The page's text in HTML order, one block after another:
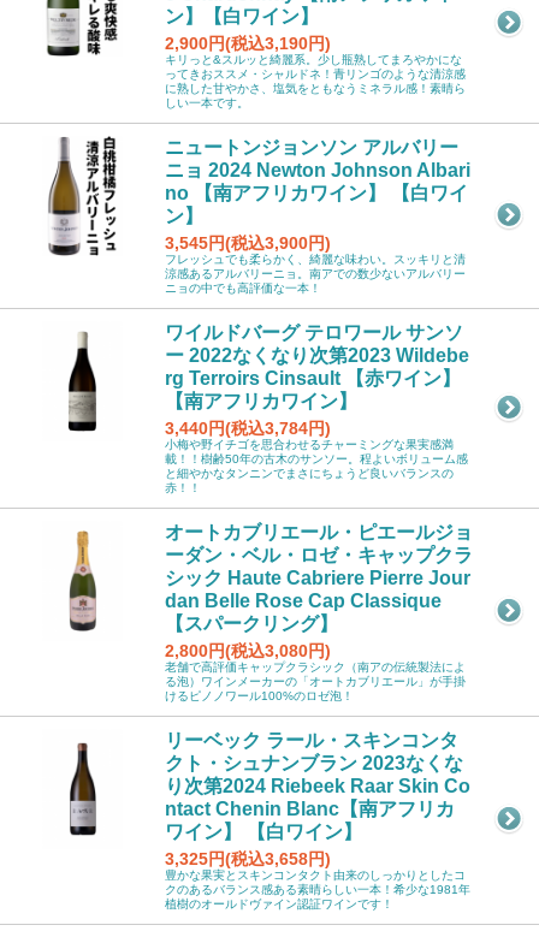
ン】【白ワイン】
2,900円(税込3,190円)
キリっと&スルッと綺麗系。少し瓶熟してまろやかにな
ってきおススメ・シャルドネ！青リンゴのような清涼感
に熟した甘やかさ、塩気をともなうミネラル感！素晴ら
しい一本です。
ニュートンジョンソン アルバリー
ニョ 2024 Newton Johnson Albari
no 【南アフリカワイン】 【白ワイ
ン】
3,545円(税込3,900円)
フレッシュでも柔らかく、綺麗な味わい。スッキリと清
涼感あるアルバリーニョ。南アでの数少ないアルバリー
ニョの中でも高評価な一本！
ワイルドバーグ テロワール サンソ
ー 2022なくなり次第2023 Wildebe
rg Terroirs Cinsault 【赤ワイン】
【南アフリカワイン】
3,440円(税込3,784円)
小梅や野イチゴを思合わせるチャーミングな果実感満
載！！樹齢50年の古木のサンソー。程よいボリューム感
と細やかなタンニンでまさにちょうど良いバランスの
赤！！
オートカブリエール・ピエールジョ
ーダン・ベル・ロゼ・キャップクラ
シック Haute Cabriere Pierre Jour
dan Belle Rose Cap Classique
【スパークリング】
2,800円(税込3,080円)
老舗で高評価キャップクラシック（南アの伝統製法によ
る泡）ワインメーカーの「オートカブリエール」が手掛
けるピノノワール100%のロゼ泡！
リーベック ラール・スキンコンタ
クト・シュナンブラン 2023なくな
り次第2024 Riebeek Raar Skin Co
ntact Chenin Blanc【南アフリカ
ワイン】 【白ワイン】
3,325円(税込3,658円)
豊かな果実とスキンコンタクト由来のしっかりとしたコ
クのあるバランス感ある素晴らしい一本！希少な1981年
植樹のオールドヴァイン認証ワインです！